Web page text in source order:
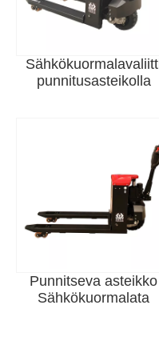
punnitusasteikolla
Punnitseva asteikko
Sähkökuormalata